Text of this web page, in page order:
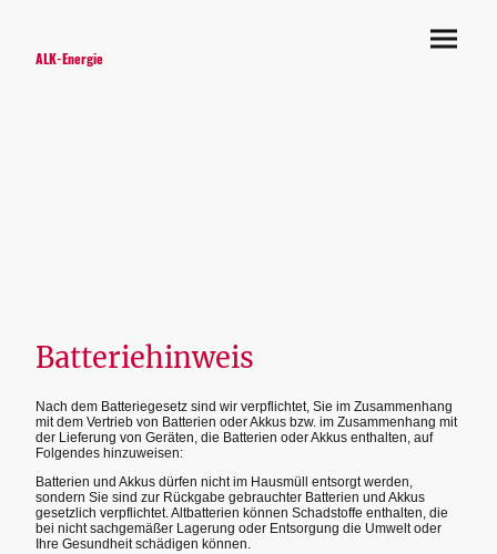
ALK-Energie
Batteriehinweis
Nach dem Batteriegesetz sind wir verpflichtet, Sie im Zusammenhang
mit dem Vertrieb von Batterien oder Akkus bzw. im Zusammenhang mit
der Lieferung von Geräten, die Batterien oder Akkus enthalten, auf
Folgendes hinzuweisen:
Batterien und Akkus dürfen nicht im Hausmüll entsorgt werden,
sondern Sie sind zur Rückgabe gebrauchter Batterien und Akkus
gesetzlich verpflichtet. Altbatterien können Schadstoffe enthalten, die
bei nicht sachgemäßer Lagerung oder Entsorgung die Umwelt oder
Ihre Gesundheit schädigen können.